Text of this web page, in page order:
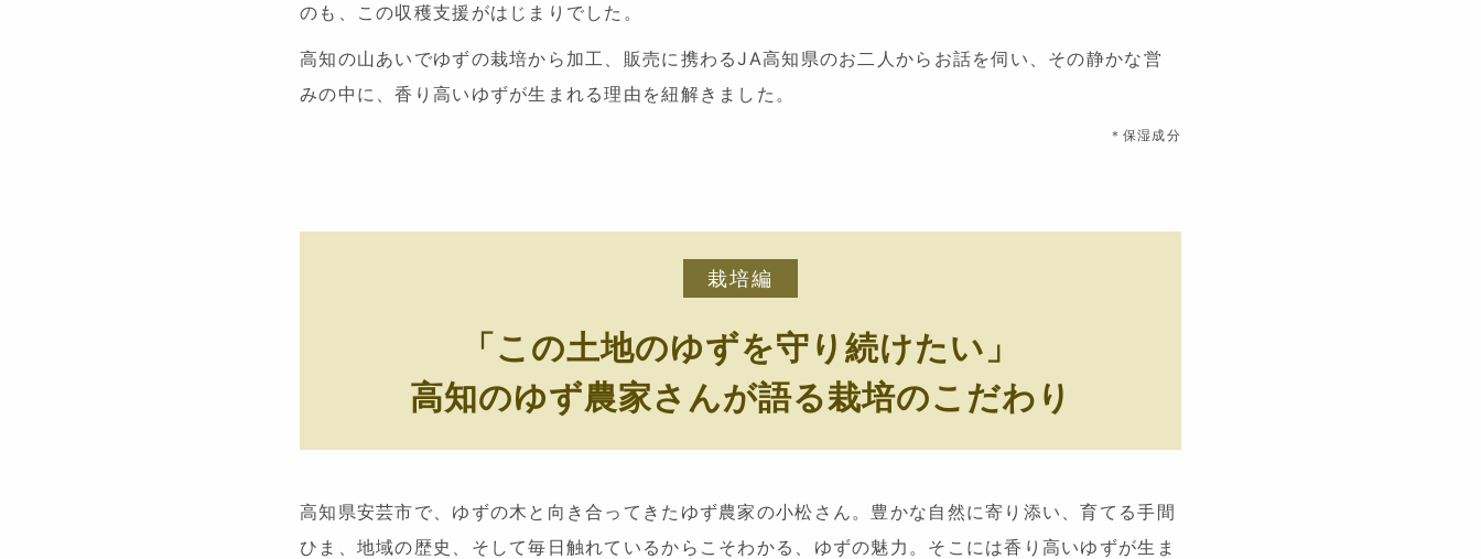
のも、この収穫支援がはじまりでした。
高知の山あいでゆずの栽培から加工、販売に携わるJA高知県のお二人からお話を伺い、その静かな営
みの中に、香り高いゆずが生まれる理由を紐解きました。
＊保湿成分
栽培編
「この土地のゆずを守り続けたい」
高知のゆず農家さんが語る栽培のこだわり
高知県安芸市で、ゆずの木と向き合ってきたゆず農家の小松さん。豊かな自然に寄り添い、育てる手間
ひま、地域の歴史、そして毎日触れているからこそわかる、ゆずの魅力。そこには香り高いゆずが生ま